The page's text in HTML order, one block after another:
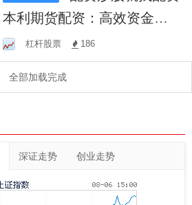
本利期货配资：高效资金利
用，助力投资者把握市场机
遇
杠杆股票 186
全部加载完成
深证走势 创业走势